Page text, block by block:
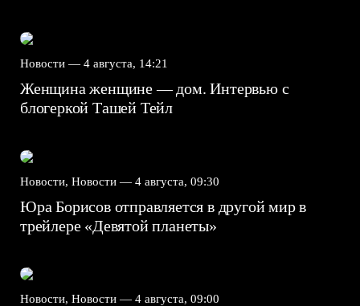
Новости — 4 августа, 14:21
Женщина женщине — дом. Интервью с
блогеркой Ташей Тейл
Новости, Новости — 4 августа, 09:30
Юра Борисов отправляется в другой мир в
трейлере «Девятой планеты»
Новости, Новости — 4 августа, 09:00